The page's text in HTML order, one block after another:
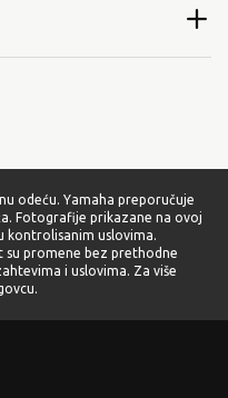
odeću. Yamaha preporučuje
Fotografije prikazane na ovoj
kontrolisanim uslovima.
su promene bez prethodne
i uslovima. Za više